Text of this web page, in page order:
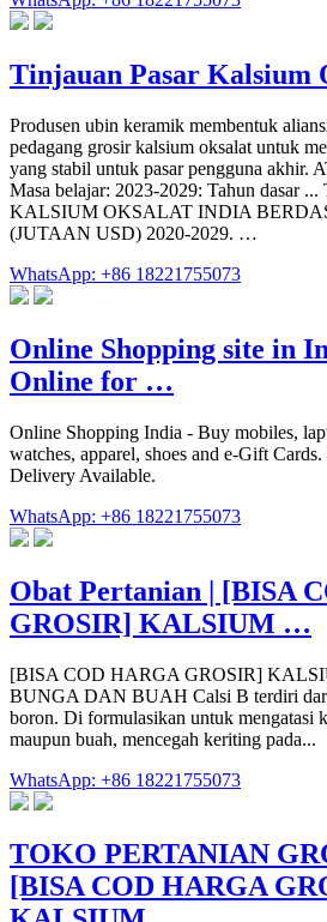
Tinjauan Pasar Kalsium
Produsen ubin keramik membentuk
pedagang grosir kalsium oksalat untuk
yang stabil untuk pasar pengguna
Masa belajar: 2023-2029: Tahun dasar
KALSIUM OKSALAT INDIA
(JUTAAN USD) 2020-2029. …
WhatsApp: +86 18221755073
Online Shopping site in
Online for …
Online Shopping India - Buy mobiles,
watches, apparel, shoes and e-Gift
Delivery Available.
WhatsApp: +86 18221755073
Obat Pertanian | [BISA
GROSIR] KALSIUM …
[BISA COD HARGA GROSIR]
BUNGA DAN BUAH Calsi B terdiri
boron. Di formulasikan untuk mengatasi
maupun buah, mencegah keriting pada...
WhatsApp: +86 18221755073
TOKO PERTANIAN
[BISA COD HARGA